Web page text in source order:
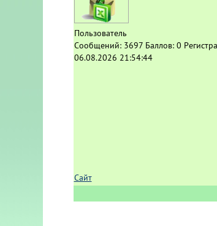
Пользователь
Сообщений: 3697 Баллов: 0
06.08.2026 21:54:44
Сайт